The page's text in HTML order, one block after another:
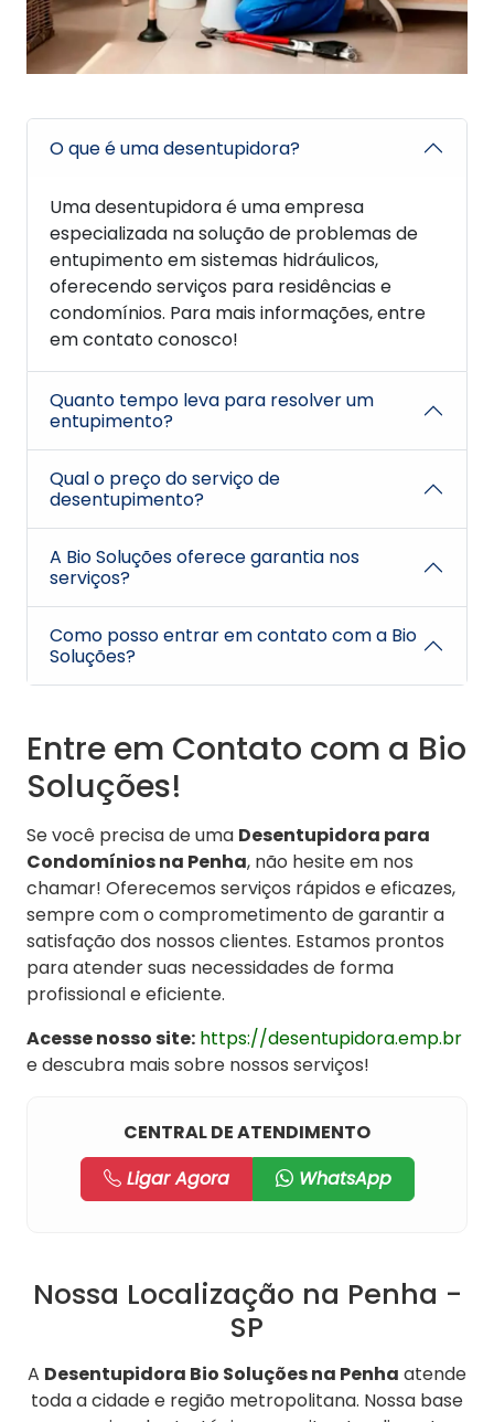
O que é uma desentupidora?
Uma desentupidora é uma empresa
especializada na solução de problemas de
entupimento em sistemas hidráulicos,
oferecendo serviços para residências e
condomínios. Para mais informações, entre
em contato conosco!
Quanto tempo leva para resolver um
entupimento?
Qual o preço do serviço de
desentupimento?
A Bio Soluções oferece garantia nos
serviços?
Como posso entrar em contato com a Bio
Soluções?
Entre em Contato com a Bio
Soluções!
Se você precisa de uma Desentupidora para
Condomínios na Penha, não hesite em nos
chamar! Oferecemos serviços rápidos e eficazes,
sempre com o comprometimento de garantir a
satisfação dos nossos clientes. Estamos prontos
para atender suas necessidades de forma
profissional e eficiente.
Acesse nosso site: https://desentupidora.emp.br
e descubra mais sobre nossos serviços!
CENTRAL DE ATENDIMENTO
Ligar Agora
WhatsApp
Nossa Localização na Penha -
SP
A Desentupidora Bio Soluções na Penha atende
toda a cidade e região metropolitana. Nossa base